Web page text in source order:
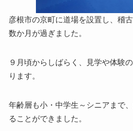
彦根市の京町に道場を設置し、稽
数か月が過ぎました。
９月頃からしばらく、見学や体験
ります。
年齢層も小・中学生～シニアまで
ることができました。